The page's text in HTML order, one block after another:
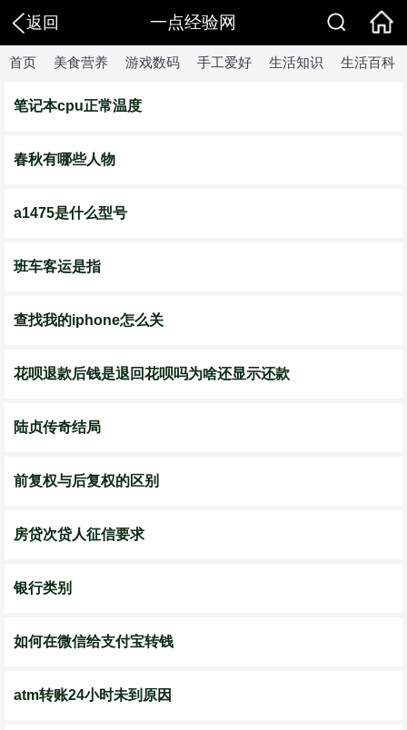
返回 一点经验网
首页 美食营养 游戏数码 手工爱好 生活知识 生活百科
笔记本cpu正常温度
春秋有哪些人物
a1475是什么型号
班车客运是指
查找我的iphone怎么关
花呗退款后钱是退回花呗吗为啥还显示还款
陆贞传奇结局
前复权与后复权的区别
房贷次贷人征信要求
银行类别
如何在微信给支付宝转钱
atm转账24小时未到原因